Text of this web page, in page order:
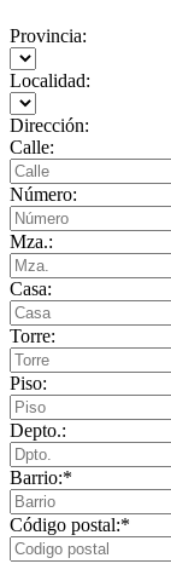
Provincia:
Localidad:
Dirección:
Calle:
Número:
Mza.:
Casa:
Torre:
Piso:
Depto.:
Barrio:*
Código postal:*